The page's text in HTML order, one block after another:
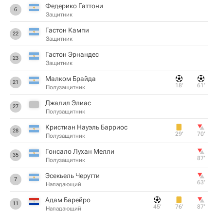
6 Федерико Гаттони
Защитник
22 Гастон Кампи
Защитник
23 Гастон Эрнандес
Защитник
21 Малком Брайда
Полузащитник 18‎’‎ 61‎’‎
27 Джалил Элиас
Полузащитник
28 Кристиан Науэль Барриос
Полузащитник 29‎’‎ 70‎’‎
35 Гонсало Лухан Мелли
Полузащитник 87‎’‎
7 Эсекьель Черутти
Нападающий 63‎’‎
11 Адам Барейро
Нападающий 45‎’‎ 76‎’‎ 87‎’‎